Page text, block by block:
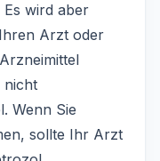
wird aber
Arzt oder
nicht
Wenn Sie
sollte Ihr Arzt